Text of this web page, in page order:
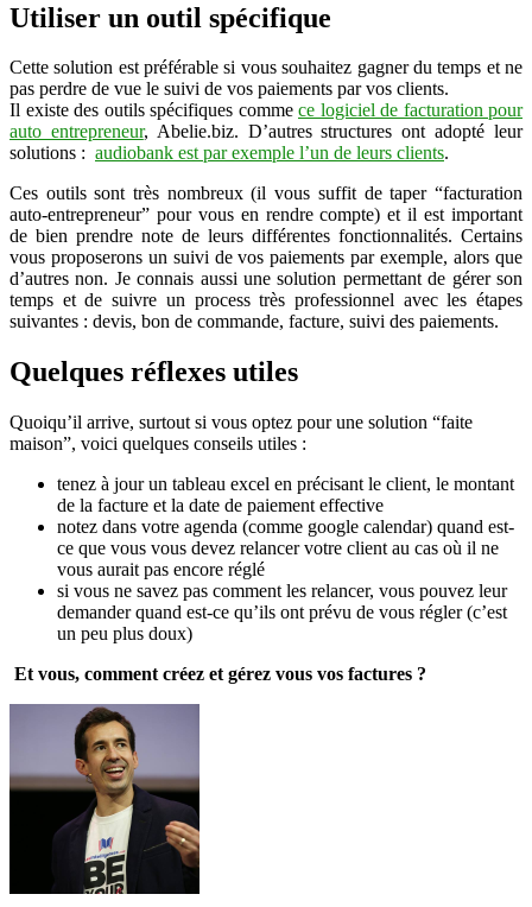
Utiliser un outil spécifique
Cette solution est préférable si vous souhaitez gagner du temps et ne
pas perdre de vue le suivi de vos paiements par vos clients.
Il existe des outils spécifiques comme ce logiciel de facturation pour
auto entrepreneur, Abelie.biz. D’autres structures ont adopté leur
solutions : audiobank est par exemple l’un de leurs clients.
Ces outils sont très nombreux (il vous suffit de taper “facturation
auto-entrepreneur” pour vous en rendre compte) et il est important
de bien prendre note de leurs différentes fonctionnalités. Certains
vous proposerons un suivi de vos paiements par exemple, alors que
d’autres non. Je connais aussi une solution permettant de gérer son
temps et de suivre un process très professionnel avec les étapes
suivantes : devis, bon de commande, facture, suivi des paiements.
Quelques réflexes utiles
Quoiqu’il arrive, surtout si vous optez pour une solution “faite
maison”, voici quelques conseils utiles :
tenez à jour un tableau excel en précisant le client, le montant
de la facture et la date de paiement effective
notez dans votre agenda (comme google calendar) quand est-
ce que vous vous devez relancer votre client au cas où il ne
vous aurait pas encore réglé
si vous ne savez pas comment les relancer, vous pouvez leur
demander quand est-ce qu’ils ont prévu de vous régler (c’est
un peu plus doux)
Et vous, comment créez et gérez vous vos factures ?